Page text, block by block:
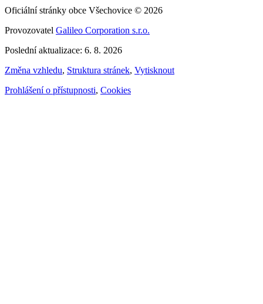
Oficiální stránky obce Všechovice © 2026
Provozovatel Galileo Corporation s.r.o.
Poslední aktualizace: 6. 8. 2026
Změna vzhledu, Struktura stránek, Vytisknout
Prohlášení o přístupnosti, Cookies